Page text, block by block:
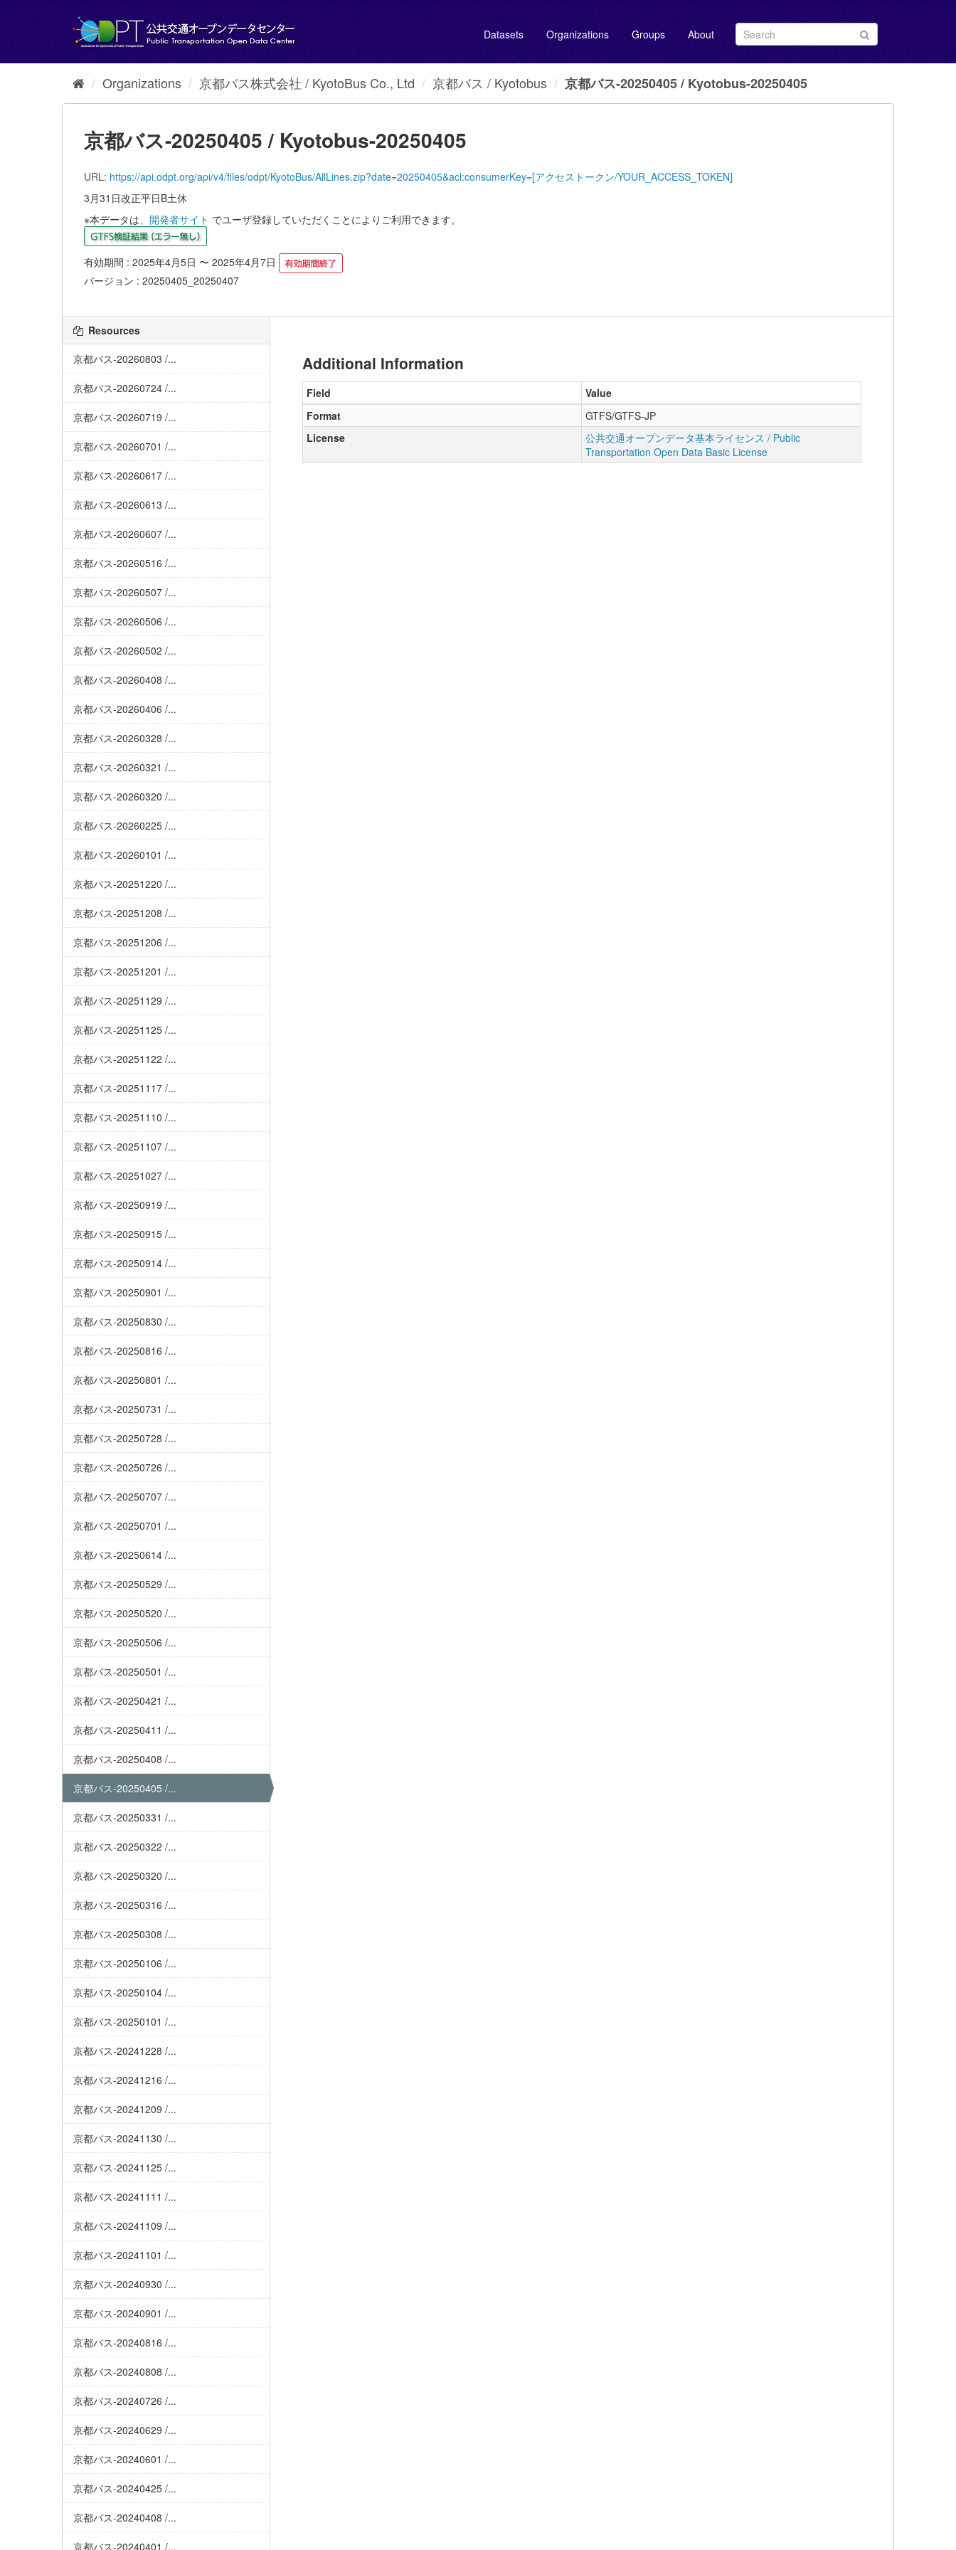
Datasets Organizations Groups About
Organizations 京都バス株式会社 / KyotoBus Co., Ltd 京都バス / Kyotobus 京都バス-20250405 / Kyotobus-20250405
京都バス-20250405 / Kyotobus-20250405
URL: https://api.odpt.org/api/v4/files/odpt/KyotoBus/AllLines.zip?date=20250405&acl:consumerKey=[アクセストークン/YOUR_ACCESS_TOKEN]
3月31日改正平日B土休
※本データは、 開発者サイト でユーザ登録していただくことによりご利用できます。
有効期間 : 2025年4月5日 〜 2025年4月7日
バージョン : 20250405_20250407
Resources
京都バス-20260803 /...
京都バス-20260724 /...
京都バス-20260719 /...
京都バス-20260701 /...
京都バス-20260617 /...
京都バス-20260613 /...
京都バス-20260607 /...
京都バス-20260516 /...
京都バス-20260507 /...
京都バス-20260506 /...
京都バス-20260502 /...
京都バス-20260408 /...
京都バス-20260406 /...
京都バス-20260328 /...
京都バス-20260321 /...
京都バス-20260320 /...
京都バス-20260225 /...
京都バス-20260101 /...
京都バス-20251220 /...
京都バス-20251208 /...
京都バス-20251206 /...
京都バス-20251201 /...
京都バス-20251129 /...
京都バス-20251125 /...
京都バス-20251122 /...
京都バス-20251117 /...
京都バス-20251110 /...
京都バス-20251107 /...
京都バス-20251027 /...
京都バス-20250919 /...
京都バス-20250915 /...
京都バス-20250914 /...
京都バス-20250901 /...
京都バス-20250830 /...
京都バス-20250816 /...
京都バス-20250801 /...
京都バス-20250731 /...
京都バス-20250728 /...
京都バス-20250726 /...
京都バス-20250707 /...
京都バス-20250701 /...
京都バス-20250614 /...
京都バス-20250529 /...
京都バス-20250520 /...
京都バス-20250506 /...
京都バス-20250501 /...
京都バス-20250421 /...
京都バス-20250411 /...
京都バス-20250408 /...
京都バス-20250405 /...
京都バス-20250331 /...
京都バス-20250322 /...
京都バス-20250320 /...
京都バス-20250316 /...
京都バス-20250308 /...
京都バス-20250106 /...
京都バス-20250104 /...
京都バス-20250101 /...
京都バス-20241228 /...
京都バス-20241216 /...
京都バス-20241209 /...
京都バス-20241130 /...
京都バス-20241125 /...
京都バス-20241111 /...
京都バス-20241109 /...
京都バス-20241101 /...
京都バス-20240930 /...
京都バス-20240901 /...
京都バス-20240816 /...
京都バス-20240808 /...
京都バス-20240726 /...
京都バス-20240629 /...
京都バス-20240601 /...
京都バス-20240425 /...
京都バス-20240408 /...
京都バス-20240401 /...
Additional Information
Field
Value
Format
GTFS/GTFS-JP
License
公共交通オープンデータ基本ライセンス / Public
Transportation Open Data Basic License